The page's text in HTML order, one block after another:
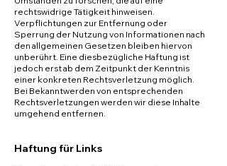
rechtswidrige Tätigkeit hinweisen.
Verpflichtungen zur Entfernung oder
Sperrung der Nutzung von Informationen nach
den allgemeinen Gesetzen bleiben hiervon
unberührt. Eine diesbezügliche Haftung ist
jedoch erst ab dem Zeitpunkt der Kenntnis
einer konkreten Rechtsverletzung möglich.
Bei Bekanntwerden von entsprechenden
Rechtsverletzungen werden wir diese Inhalte
umgehend entfernen.
Haftung für Links